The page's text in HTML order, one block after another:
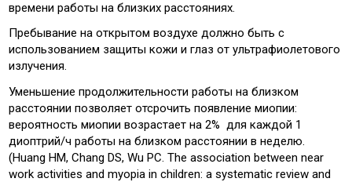
времени работы на близких расстояниях.
Пребывание на открытом воздухе должно быть с
использованием защиты кожи и глаз от ультрафиолетового
излучения.
Уменьшение продолжительности работы на близком
расстоянии позволяет отсрочить появление миопии:
вероятность миопии возрастает на 2% для каждой 1
диоптрий/ч работы на близком расстоянии в неделю.
(Huang HM, Chang DS, Wu PC. The association between near
work activities and myopia in children: a systematic review and